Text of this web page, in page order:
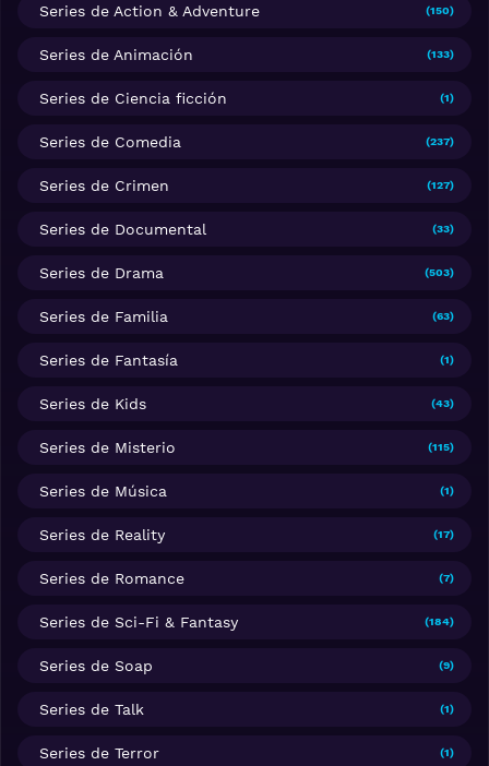
Series de Action & Adventure (150)
Series de Animación (133)
Series de Ciencia ficción (1)
Series de Comedia (237)
Series de Crimen (127)
Series de Documental (33)
Series de Drama (503)
Series de Familia (63)
Series de Fantasía (1)
Series de Kids (43)
Series de Misterio (115)
Series de Música (1)
Series de Reality (17)
Series de Romance (7)
Series de Sci-Fi & Fantasy (184)
Series de Soap (9)
Series de Talk (1)
Series de Terror (1)